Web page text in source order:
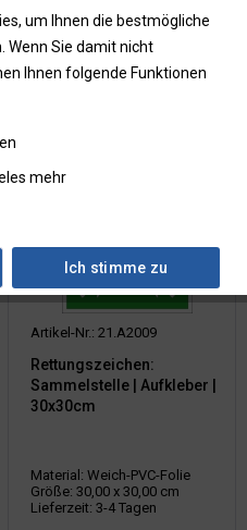
Bereich, die nach einer
mehr erfahren »
Artikel-Nr.: 21.A2009
Rettungszeichen:
Sammelstelle | Aufkleber |
30x30cm
Material: Weich-PVC-Folie
Größe: 30,00 x 30,00 cm
Lieferzeit: 3-4 Tagen
um Ihnen die bestmögliche
Wenn Sie damit nicht
Ihnen folgende Funktionen
mehr
Ich stimme zu